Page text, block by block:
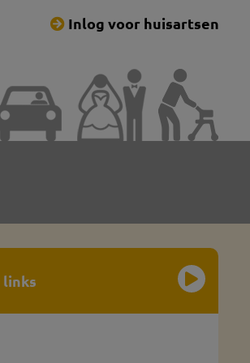
Inlog voor huisartsen
links